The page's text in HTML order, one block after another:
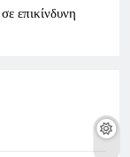
επικίνδυνη